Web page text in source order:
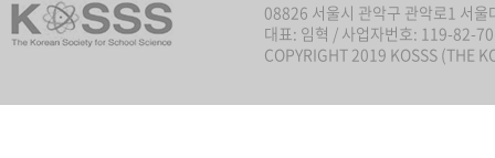
08826 서울시 관악구 관악로1 서
대표: 임혁 / 사업자번호: 119-82-
COPYRIGHT 2019 KOSSS (THE